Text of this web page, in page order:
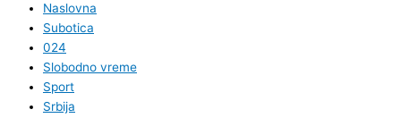
Naslovna
Subotica
024
Slobodno vreme
Sport
Srbija